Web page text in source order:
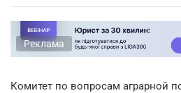
Реклама
Комитет по вопросам аграрной